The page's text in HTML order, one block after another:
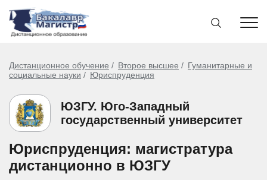
Дистанционное обучение Второе высшее
Гуманитарные и
социальные науки
Юриспруденция
ЮЗГУ. Юго-Западный
государственный университет
Юриспруденция: магистратура
дистанционно в ЮЗГУ